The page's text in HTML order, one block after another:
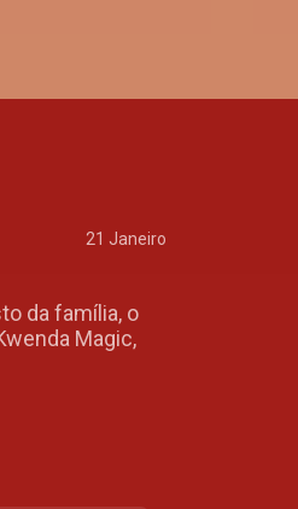
21 Janeiro
da família, o
Magic,